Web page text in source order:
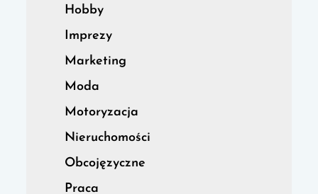
Hobby
Imprezy
Marketing
Moda
Motoryzacja
Nieruchomości
Obcojęzyczne
Praca